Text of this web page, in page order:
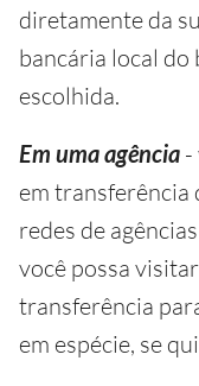
diretamente da
bancária local do
escolhida.
Em uma agência -
em transferência
redes de
você possa
transferência
em espécie, se